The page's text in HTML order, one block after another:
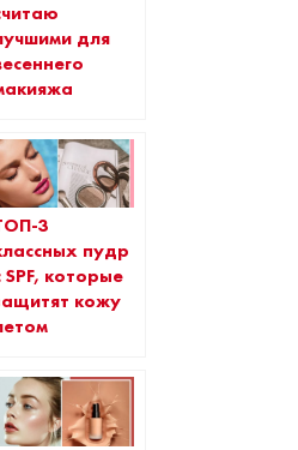
для
3
пудр
SPF, которые
кожу